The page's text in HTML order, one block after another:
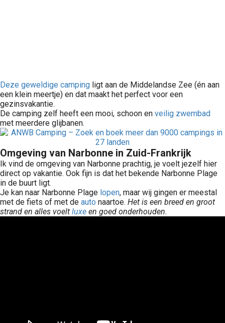
Deze geweldige camping ligt aan de Middelandse Zee (én aan
een klein meertje) en dat maakt het perfect voor een
gezinsvakantie.
De camping zelf heeft een mooi, schoon en veilig zwembad
met meerdere glijbanen.
Omgeving van Narbonne in Zuid-Frankrijk
Ik vind de omgeving van Narbonne prachtig, je voelt jezelf hier
direct op vakantie. Ook fijn is dat het bekende Narbonne Plage
in de buurt ligt.
Je kan naar Narbonne Plage lopen, maar wij gingen er meestal
met de fiets of met de auto naartoe. Het is een breed en groot
strand en alles voelt luxe en goed onderhouden.